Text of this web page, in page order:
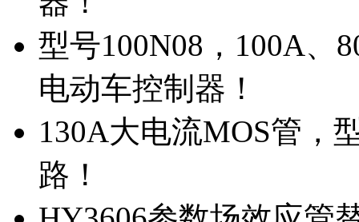
型号100N08，100A、
电动车控制器！
130A大电流MOS管，
路！